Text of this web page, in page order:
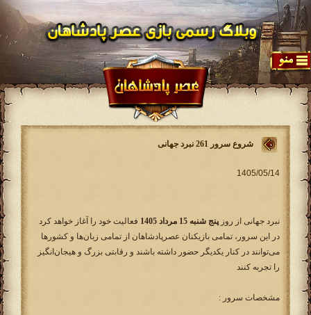
شروع سرور 261 نبرد جهانی
نبرد جهانی از روزپنج شنبه 15 مرداد 1405
فعالیت خود را آغاز خواهد کرد
در این سرور، تمامی بازیکنان عصرپادشاهان از تمامی زبان‌ها و کشورها
می‌توانند در کنار یکدیگر حضور داشته باشند و رقابتی بزرگ و هیجان‌انگیز
را تجربه کنند
مشخصات سرور :